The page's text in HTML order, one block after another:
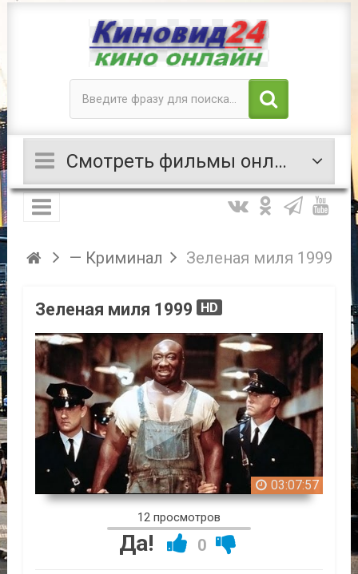
Смотреть фильмы онлайн
— Криминал Зеленая миля 1999
Зеленая миля 1999 HD
03:07:57
12 просмотров
Да! 0